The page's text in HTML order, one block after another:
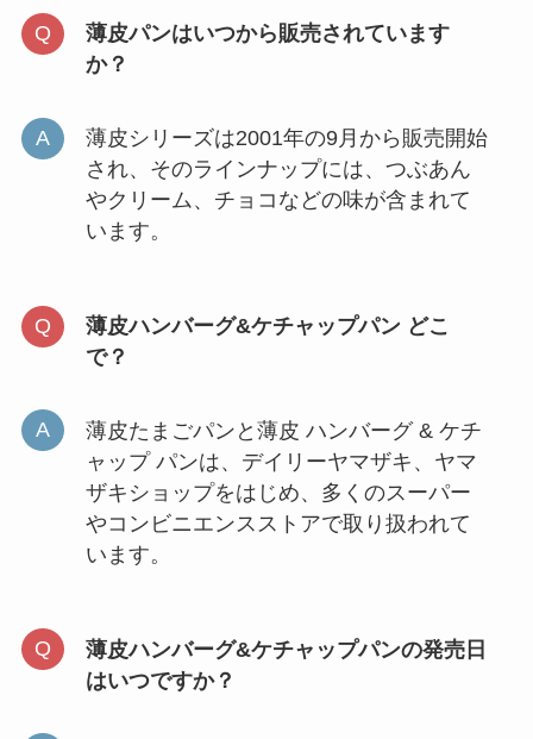
薄皮パンはいつから販売されています
か？
薄皮シリーズは2001年の9月から販売開始
され、そのラインナップには、つぶあん
やクリーム、チョコなどの味が含まれて
います。
薄皮ハンバーグ&ケチャップパン どこ
で？
薄皮たまごパンと薄皮 ハンバーグ & ケチ
ャップ パンは、デイリーヤマザキ、ヤマ
ザキショップをはじめ、多くのスーパー
やコンビニエンスストアで取り扱われて
います。
薄皮ハンバーグ&ケチャップパンの発売日
はいつですか？